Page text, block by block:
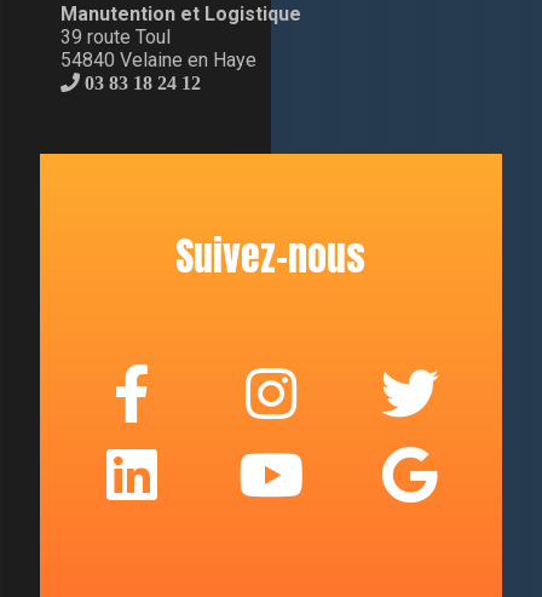
Manutention et Logistique
39 route Toul
54840 Velaine en Haye
03 83 18 24 12
Suivez-nous